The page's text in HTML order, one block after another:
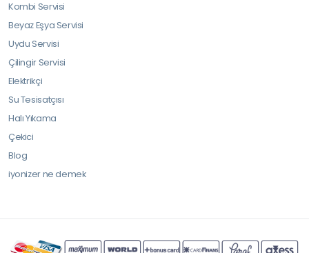
Kombi Servisi
Beyaz Eşya Servisi
Uydu Servisi
Çilingir Servisi
Elektrikçi
Su Tesisatçısı
Halı Yıkama
Çekici
Blog
iyonizer ne demek